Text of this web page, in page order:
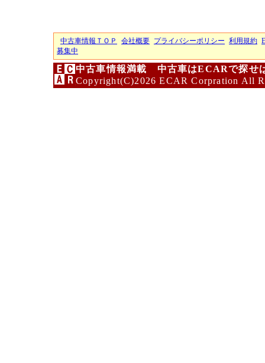
中古車情報ＴＯＰ 会社概要 プライバシーポリシー 利用規約
募集中
中古車情報満載 中古車はECARで探せ
Copyright(C)2026 ECAR Corpration All